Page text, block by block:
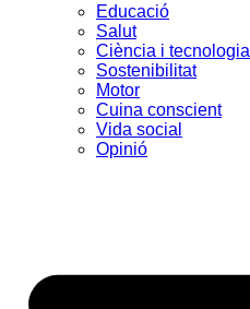
Educació
Salut
Ciència i tecnologia
Sostenibilitat
Motor
Cuina conscient
Vida social
Opinió